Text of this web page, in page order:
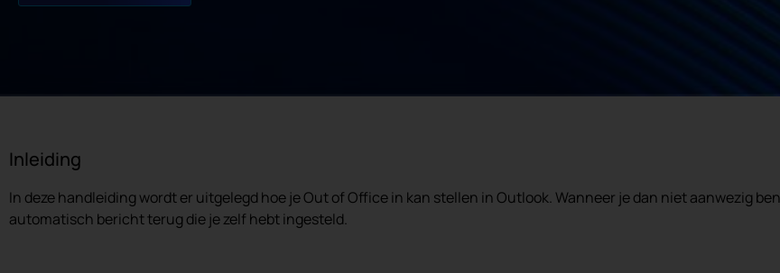
Inleiding
In deze handleiding wordt er uitgelegd hoe je Out of Office in kan stellen in Outlook. Wanneer je dan niet aanwezig
automatisch bericht terug die je zelf hebt ingesteld.